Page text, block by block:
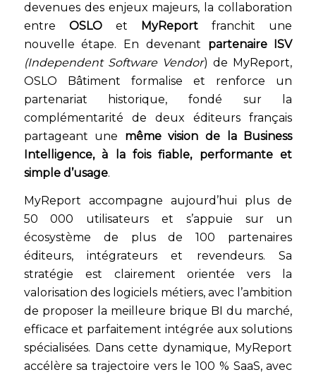
devenues des enjeux majeurs, la collaboration
entre OSLOet MyReport franchit une
nouvelle étape. En devenant partenaire ISV
(Independent Software Vendor) de MyReport,
OSLO Bâtiment formalise et renforce un
partenariat historique, fondé sur la
complémentarité de deux éditeurs français
partageant une même vision de la Business
Intelligence, à la fois fiable, performante et
simple d’usage.
MyReport accompagne aujourd’hui plus de
50 000 utilisateurs et s’appuie sur un
écosystème de plus de 100 partenaires
éditeurs, intégrateurs et revendeurs. Sa
stratégie est clairement orientée vers la
valorisation des logiciels métiers, avec l’ambition
de proposer la meilleure brique BI du marché,
efficace et parfaitement intégrée aux solutions
spécialisées. Dans cette dynamique, MyReport
accélère sa trajectoire vers le 100 % SaaS, avec